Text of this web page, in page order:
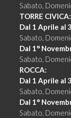
Sabato,
TORRE CIVICA:
Dal 1 Aprile al
Sabato,
Dal 1°
Sabato,
ROCCA:
Dal 1 Aprile al
Sabato,
Dal 1°
Sabato,